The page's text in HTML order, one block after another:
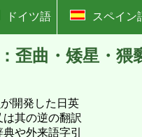
ドイツ語 スペイン
歪曲・矮星・
が開発した日英
其の逆の翻訳
や外来語字引